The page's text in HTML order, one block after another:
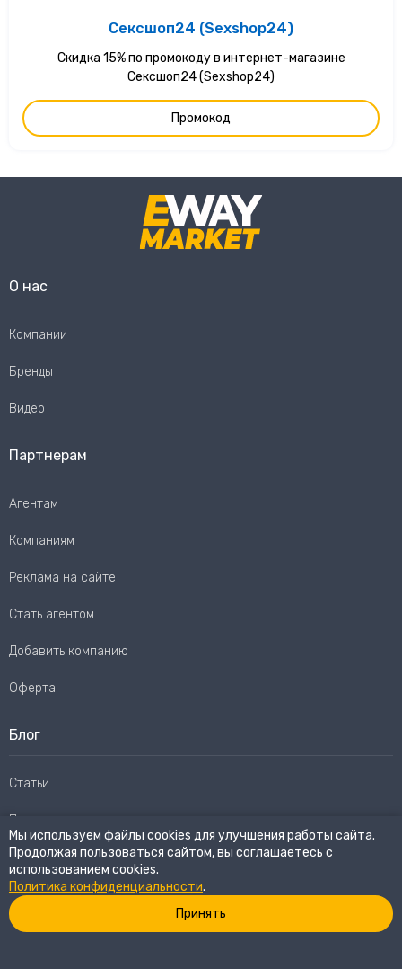
Сексшоп24 (Sexshop24)
Скидка 15% по промокоду в интернет-магазине
Сексшоп24 (Sexshop24)
Промокод
О нас
Компании
Бренды
Видео
Партнерам
Агентам
Компаниям
Реклама на сайте
Стать агентом
Добавить компанию
Оферта
Блог
Статьи
Пользовательское соглашение
Карта сайта
eWay Market.Все права защищены
Мы используем файлы cookies для улучшения работы сайта.
Продолжая пользоваться сайтом, вы соглашаетесь с
использованием cookies.
Политика конфиденциальности.
Принять